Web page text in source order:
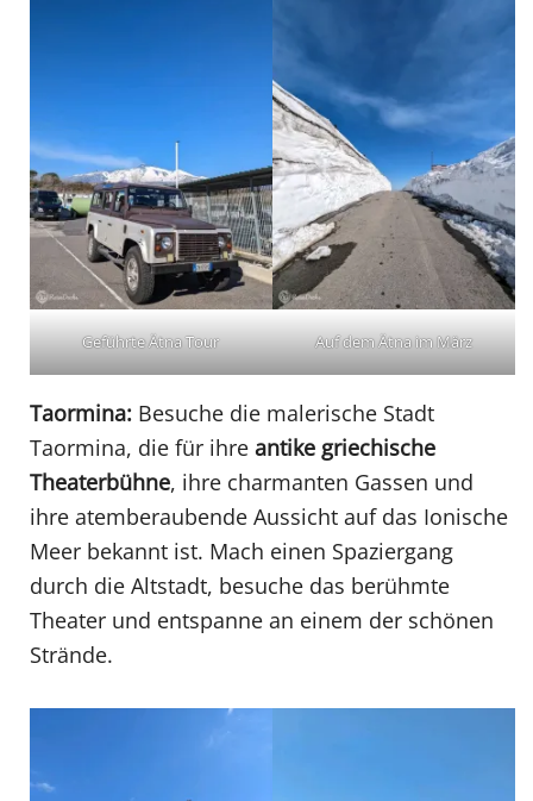
Geführte Ätna Tour Auf dem Ätna im März
Taormina: Besuche die malerische Stadt
Taormina, die für ihreantike griechische
Theaterbühne, ihre charmanten Gassen und
ihre atemberaubende Aussicht auf das Ionische
Meer bekannt ist. Mach einen Spaziergang
durch die Altstadt, besuche das berühmte
Theater und entspanne an einem der schönen
Strände.